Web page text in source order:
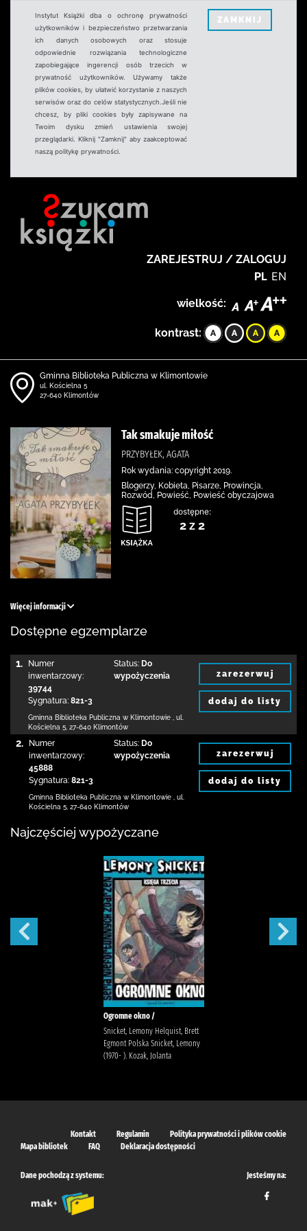
Instytut Książki dba o ochronę prywatności
użytkowników i bezpieczeństwo przetwarzania
ich danych osobowych oraz stosuje
odpowiednie rozwiązania technologiczne
zapobiegające ingerencji osób trzecich w
prywatność użytkowników. Używamy także
plików cookies, by ułatwić korzystanie z naszych
serwisów oraz do celów statystycznych.Jeśli nie
chcesz, by pliki cookies były zapisywane na
Twoim dysku zmień ustawienia swojej
przeglądarki. Kliknij "Zamknij" aby zaakceptować
naszą politykę prywatności.
ZAMKNIJ
ZAREJESTRUJ / ZALOGUJ
PL EN
wielkość:
kontrast:
Gminna Biblioteka Publiczna w Klimontowie
ul. Kościelna 5
27-640 Klimontów
Tak smakuje miłość
PRZYBYŁEK, AGATA
Rok wydania: copyright 2019.
Blogerzy, Kobieta, Pisarze, Prowincja,
Rozwód, Powieść, Powieść obyczajowa
dostępne:
2 z 2
Więcej informacji
Dostępne egzemplarze
1.
Numer
inwentarzowy:
39744
Sygnatura: 821-3
Status: Do
wypożyczenia
Gminna Biblioteka Publiczna w Klimontowie
ul.
Kościelna 5 27-640 Klimontów
zarezerwuj
dodaj do listy
2.
Numer
inwentarzowy:
45888
Sygnatura: 821-3
Status: Do
wypożyczenia
Gminna Biblioteka Publiczna w Klimontowie
ul.
Kościelna 5 27-640 Klimontów
zarezerwuj
dodaj do listy
Najczęściej wypożyczane
Ogromne okno /
Snicket, Lemony Helquist, Brett
Egmont Polska Snicket, Lemony
(1970- ). Kozak, Jolanta
Kontakt Regulamin
Polityka prywatności i plików cookie
Mapa bibliotek
FAQ Deklaracja dostępności
Dane pochodzą z systemu: Jesteśmy na: